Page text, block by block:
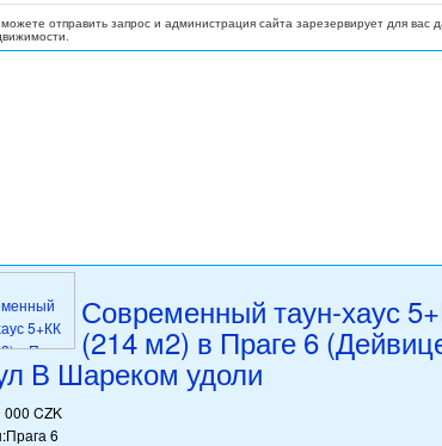
отправить запрос и администрация сайта зарезервирует для вас
Современный таун-хаус
(214 м2) в Праге 6
В Шареком удоли
000 CZK
6